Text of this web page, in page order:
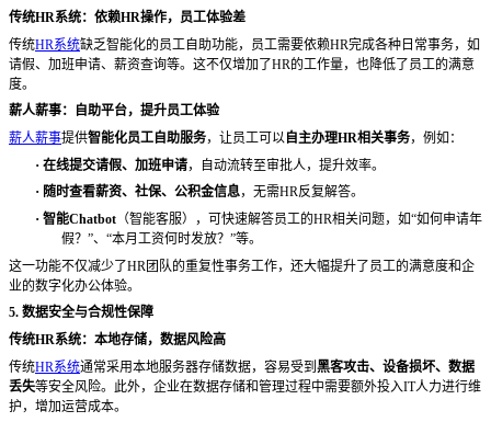
传统HR系统：依赖HR操作，员工体验差
传统HR系统缺乏智能化的员工自助功能，员工需要依赖HR完成各种日常事务，如
请假、加班申请、薪资查询等。这不仅增加了HR的工作量，也降低了员工的满意
度。
薪人薪事：自助平台，提升员工体验
薪人薪事提供智能化员工自助服务，让员工可以 自主办理HR相关事务，例如：
· 在线提交请假、加班申请，自动流转至审批人，提升效率。
· 随时查看薪资、社保、公积金信息，无需HR反复解答。
· 智能Chatbot （智能客服），可快速解答员工的HR相关问题，如“如何申请年
假？”、“本月工资何时发放？”等。
这一功能不仅减少了HR团队的重复性事务工作，还大幅提升了员工的满意度和企
业的数字化办公体验。
5. 数据安全与合规性保障
传统HR系统：本地存储，数据风险高
传统HR系统通常采用本地服务器存储数据，容易受到 黑客攻击、设备损坏、数据
丢失等安全风险。此外，企业在数据存储和管理过程中需要额外投入IT人力进行维
护，增加运营成本。